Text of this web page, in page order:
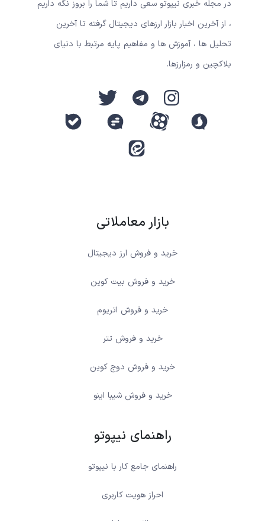
در مجله خبری نیپوتو سعی داریم تا شما را بروز نگه داریم
، از آخرین اخبار بازار ارزهای دیجیتال گرفته تا آخرین
تحلیل ها ، آموزش ها و مفاهیم پایه مرتبط با دنیای
بلاکچین و رمزارزها.
بازار معاملاتی
خرید و فروش ارز دیجیتال
خرید و فروش بیت کوین
خرید و فروش اتریوم
خرید و فروش تتر
خرید و فروش دوج کوین
خرید و فروش شیبا اینو
راهنمای نیپوتو
راهنمای جامع کار با نیپوتو
احراز هویت کاربری